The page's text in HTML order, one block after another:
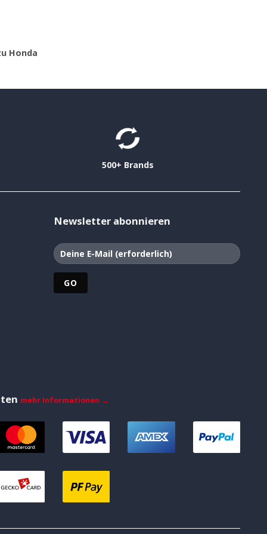
Honda
500+ Brands
Newsletter abonnieren
mehr Informationen →